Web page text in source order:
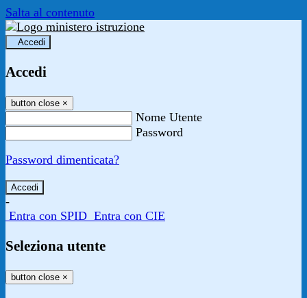
Salta al contenuto
Accedi
Accedi
button close ×
Nome Utente
Password
Password dimenticata?
-
Entra con SPID Entra con CIE
Seleziona utente
button close ×